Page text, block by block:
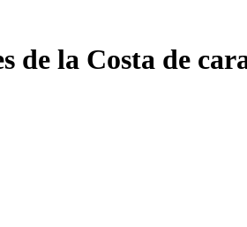
de la Costa de